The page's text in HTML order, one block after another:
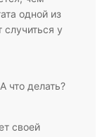
одной из
у
что делать?
своей